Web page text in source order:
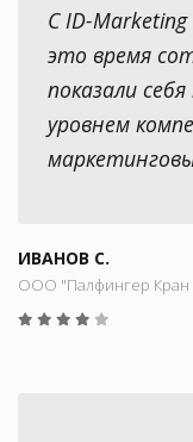
С ID-
это время
показали
уровнем
ИВАНОВ С.
ООО "Палфингер Кран